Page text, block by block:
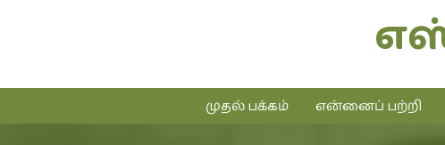
முதல் பக்கம் என்னைப் பற்றி